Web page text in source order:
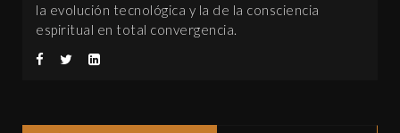
la evolución tecnológica y la de la consciencia
espiritual en total convergencia.